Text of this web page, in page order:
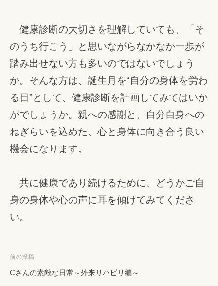
健康診断の大切さを理解していても、「そ
のうち行こう」と思いながらなかなか一歩が
踏み出せない方も多いのではないでしょう
か。そんな方は、誕生月を“自分の身体を労わ
る日”として、健康診断を計画してみてはいか
がでしょうか。親への感謝と、自分自身への
ねぎらいを込めた、心と身体に向き合う良い
機会になります。
共に健康であり続けるために、どうかご自
身の身体や心の声に耳を傾けてみてくださ
い。
投
稿
前の投稿
Cさんの素敵な日常～外来リハビリ編～